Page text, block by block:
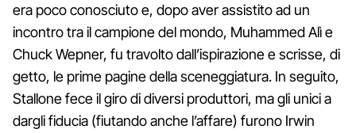
era poco conosciuto e, dopo aver assistito ad un
incontro tra il campione del mondo, Muhammed Alì e
Chuck Wepner, fu travolto dall’ispirazione e scrisse, di
getto, le prime pagine della sceneggiatura. In seguito,
Stallone fece il giro di diversi produttori, ma gli unici a
dargli fiducia (fiutando anche l’affare) furono Irwin